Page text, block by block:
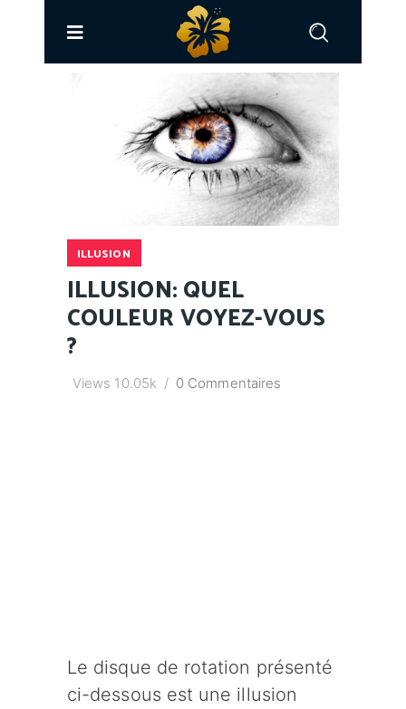
ILLUSION
ILLUSION: QUEL
COULEUR VOYEZ-VOUS
?
Views 10.05k 0 Commentaires
Le disque de rotation présenté
ci-dessous est une illusion